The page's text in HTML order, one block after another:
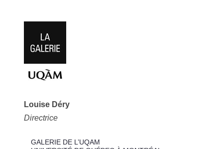
Louise Déry
Directrice
GALERIE DE L’UQAM